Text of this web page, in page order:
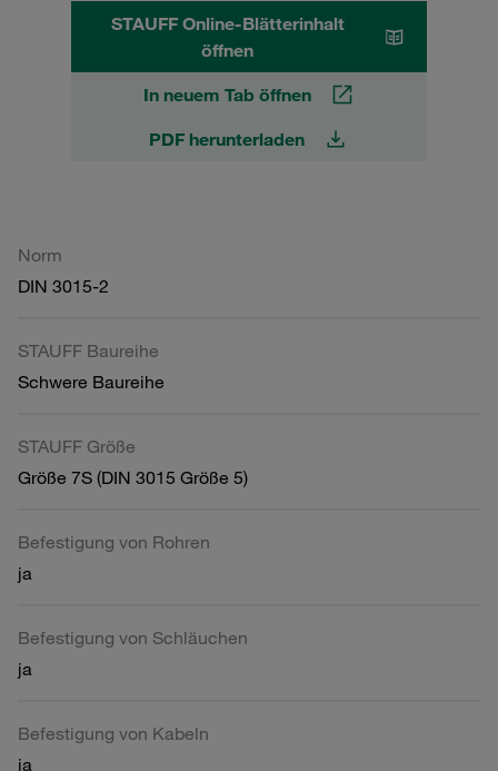
STAUFF Online-Blätterinhalt
öffnen
In neuem Tab öffnen
PDF herunterladen
Norm
DIN 3015-2
STAUFF Baureihe
Schwere Baureihe
STAUFF Größe
Größe 7S (DIN 3015 Größe 5)
Befestigung von Rohren
ja
Befestigung von Schläuchen
ja
Befestigung von Kabeln
ja